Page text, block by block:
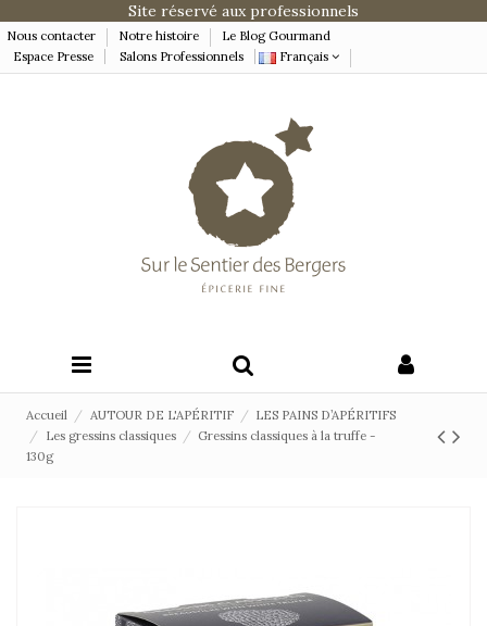
Site réservé aux professionnels
Nous contacter Notre histoire
Le Blog Gourmand
Espace Presse
Salons Professionnels Français
Accueil AUTOUR DE L'APÉRITIF
LES PAINS D’APÉRITIFS
Les gressins classiques
Gressins classiques à la truffe -
130g